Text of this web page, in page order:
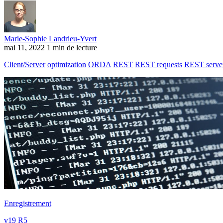
Marie-Sophie Landrieu-Yvert
mai 11, 2022 1 min de lecture
Client/Server optimization ORDA REST REST requests REST
Enregistrement
v19 R5